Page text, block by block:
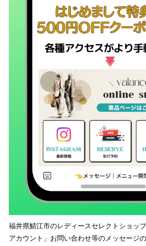
福井県鯖江市のレディースセレクトショッ
アカウント」お問い合わせ等のメッセージ